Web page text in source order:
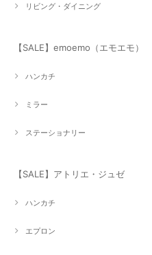
リビング・ダイニング
【SALE】emoemo（エモエモ）
ハンカチ
ミラー
ステーショナリー
【SALE】アトリエ・ジュゼ
ハンカチ
エプロン